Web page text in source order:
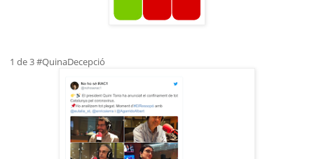
1 de 3 #QuinaDecepció